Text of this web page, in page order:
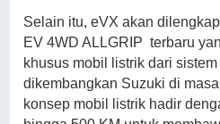
Selain itu, eVX akan
EV 4WD ALLGRIP terbaru
khusus mobil listrik dari
dikembangkan Suzuki di
konsep mobil listrik hadir